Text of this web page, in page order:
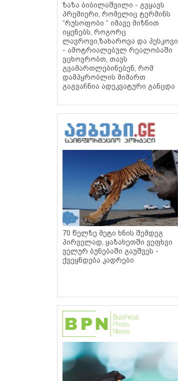
ზაზა ბიბილაშვილი - გვყავს
პრემიერი, რომელიც ტერმინს
“რუსოფობი “ იმავე მიზნით
იყენებს, როგორც
ლავროვი,ზახაროვა და პესკოვი
- ამოტრიალებულ რეალობაში
ვცხოვრობთ, თავს
გვამართლებინებენ, რომ
დამპყრობლის მიმართ
გაგვაჩნია ადეკვატური განცდა
70 წელზე მეტი ხნის შემდეგ
პირველად, ყაზახეთში ვეფხვი
ველურ ბუნებაში გაუშვეს -
ქვეყნდება კადრები